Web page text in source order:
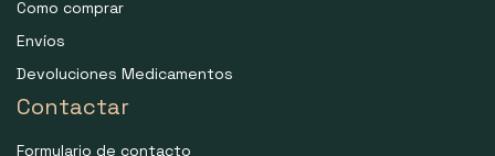
Como comprar
Envíos
Devoluciones Medicamentos
Contactar
Formulario de contacto